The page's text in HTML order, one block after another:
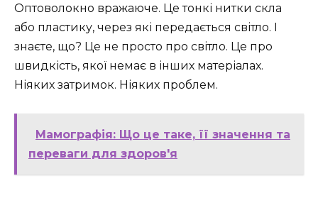
Оптоволокно вражаюче. Це тонкі нитки скла
або пластику, через які передається світло. І
знаєте, що? Це не просто про світло. Це про
швидкість, якої немає в інших матеріалах.
Ніяких затримок. Ніяких проблем.
Мамографія: Що це таке, її значення та
переваги для здоров'я